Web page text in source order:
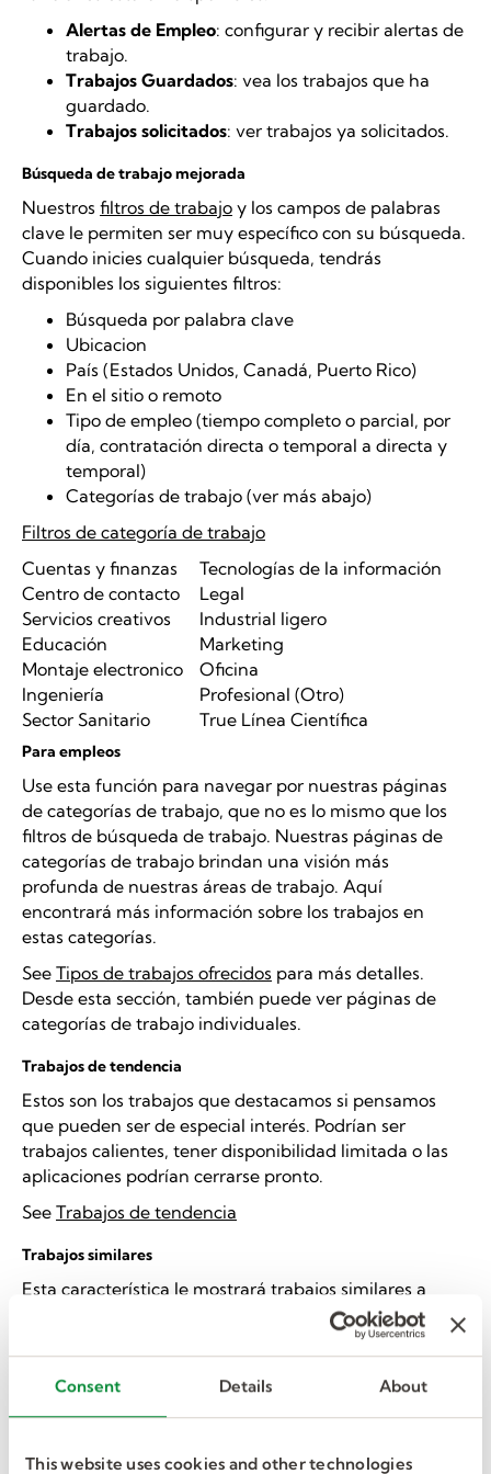
Consent Details About
This website uses cookies and other technologies
Alertas de Empleo: configurar y recibir alertas de
trabajo.
Trabajos Guardados: vea los trabajos que ha
guardado.
Trabajos solicitados: ver trabajos ya solicitados.
Búsqueda de trabajo mejorada
Nuestros filtros de trabajo y los campos de palabras
clave le permiten ser muy específico con su búsqueda.
Cuando inicies cualquier búsqueda, tendrás
disponibles los siguientes filtros:
Búsqueda por palabra clave
Ubicacion
País (Estados Unidos, Canadá, Puerto Rico)
En el sitio o remoto
Tipo de empleo (tiempo completo o parcial, por
día, contratación directa o temporal a directa y
temporal)
Categorías de trabajo (ver más abajo)
Filtros de categoría de trabajo
Cuentas y finanzas
Centro de contacto
Servicios creativos
Educación
Montaje electronico
Ingeniería
Sector Sanitario
Tecnologías de la información
Legal
Industrial ligero
Marketing
Oficina
Profesional (Otro)
True Línea Científica
Para empleos
Use esta función para navegar por nuestras páginas
de categorías de trabajo, que no es lo mismo que los
filtros de búsqueda de trabajo. Nuestras páginas de
categorías de trabajo brindan una visión más
profunda de nuestras áreas de trabajo. Aquí
encontrará más información sobre los trabajos en
estas categorías.
See Tipos de trabajos ofrecidos para más detalles.
Desde esta sección, también puede ver páginas de
categorías de trabajo individuales.
Trabajos de tendencia
Estos son los trabajos que destacamos si pensamos
que pueden ser de especial interés. Podrían ser
trabajos calientes, tener disponibilidad limitada o las
aplicaciones podrían cerrarse pronto.
See Trabajos de tendencia
Trabajos similares
Esta característica le mostrará trabajos similares a
otros trabajos que le puedan interesar. Los trabajos
similares usan los mismos criterios asociados con un
anteriormente. Esto ofrece una manera fácil de seguir
explorando su área de interés.
Alertas de Empleo